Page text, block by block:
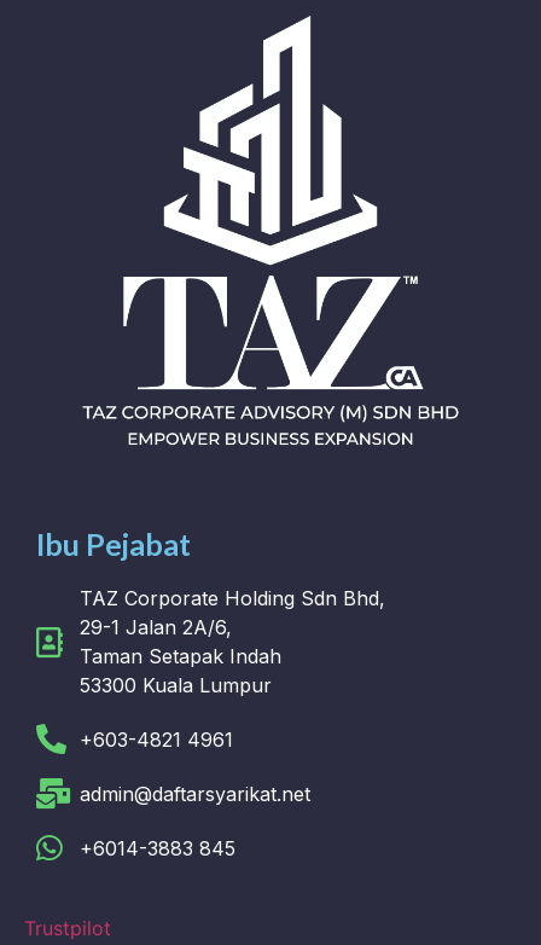
Ibu Pejabat
TAZ Corporate Holding Sdn Bhd,
29-1 Jalan 2A/6,
Taman Setapak Indah
53300 Kuala Lumpur
+603-4821 4961
admin@daftarsyarikat.net
+6014-3883 845
Trustpilot